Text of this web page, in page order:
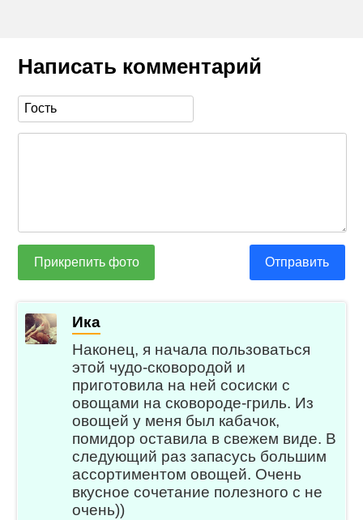
Написать комментарий
Прикрепить фото Отправить
Ика
Наконец, я начала пользоваться
этой чудо-сковородой и
приготовила на ней сосиски с
овощами на сковороде-гриль. Из
овощей у меня был кабачок,
помидор оставила в свежем виде. В
следующий раз запасусь большим
ассортиментом овощей. Очень
вкусное сочетание полезного с не
очень))